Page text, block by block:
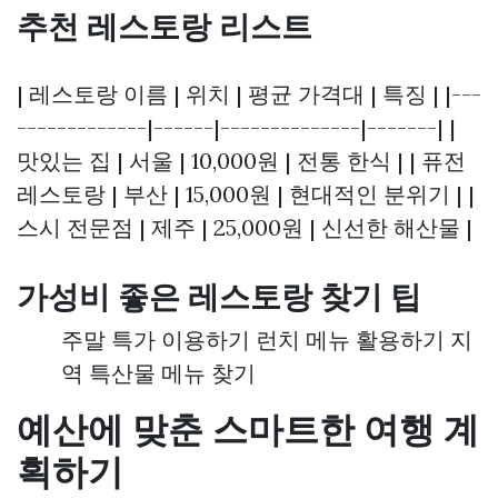
추천 레스토랑 리스트
| 레스토랑 이름 | 위치 | 평균 가격대 | 특징 | |---
-------------|------|--------------|-------| |
맛있는 집 | 서울 | 10,000원 | 전통 한식 | | 퓨전
레스토랑 | 부산 | 15,000원 | 현대적인 분위기 | |
스시 전문점 | 제주 | 25,000원 | 신선한 해산물 |
가성비 좋은 레스토랑 찾기 팁
주말 특가 이용하기 런치 메뉴 활용하기 지
역 특산물 메뉴 찾기
예산에 맞춘 스마트한 여행 계
획하기